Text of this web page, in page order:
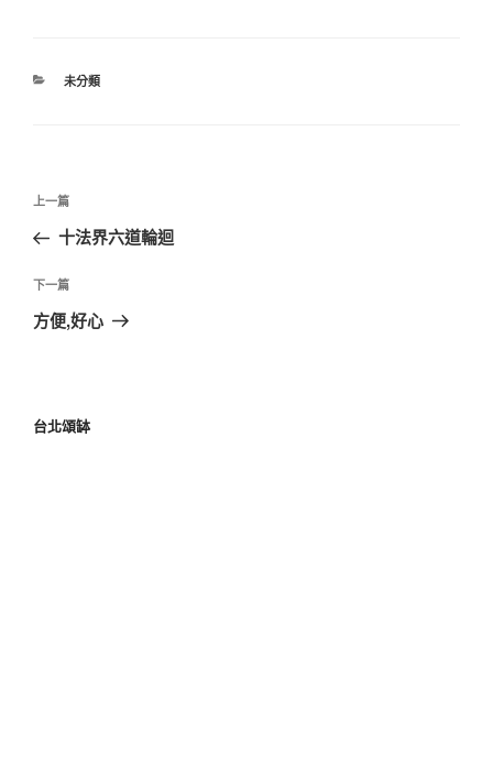
未分類
上一篇
十法界六道輪迴
下一篇
方便,好心
台北頌缽